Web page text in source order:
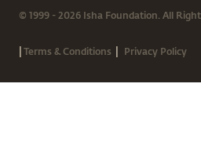
© 1999 - 2026 Isha Foundation. All
|Terms & Conditions | Privacy Policy